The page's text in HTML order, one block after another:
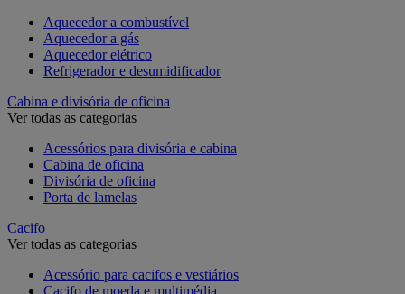
Aquecedor a combustível
Aquecedor a gás
Aquecedor elétrico
Refrigerador e desumidificador
Cabina e divisória de oficina
Ver todas as categorias
Acessórios para divisória e cabina
Cabina de oficina
Divisória de oficina
Porta de lamelas
Cacifo
Ver todas as categorias
Acessório para cacifos e vestiários
Cacifo de moeda e multimédia